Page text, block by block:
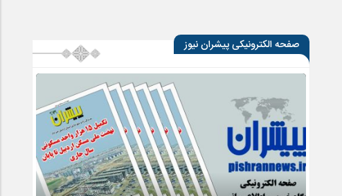
صفحه الکترونیکی پیشران نیوز